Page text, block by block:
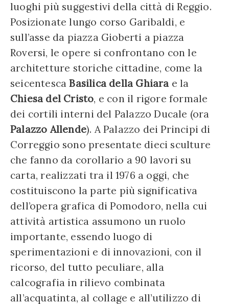
luoghi più suggestivi della città di Reggio.
Posizionate lungo corso Garibaldi, e
sull’asse da piazza Gioberti a piazza
Roversi, le opere si confrontano con le
architetture storiche cittadine, come la
seicentescaBasilica della Ghiara e la
Chiesa del Cristo, e con il rigore formale
dei cortili interni del Palazzo Ducale (ora
Palazzo Allende). A Palazzo dei Principi di
Correggio sono presentate dieci sculture
che fanno da corollario a 90 lavori su
carta, realizzati tra il 1976 a oggi, che
costituiscono la parte più significativa
dell’opera grafica di Pomodoro, nella cui
attività artistica assumono un ruolo
importante, essendo luogo di
sperimentazioni e di innovazioni, con il
ricorso, del tutto peculiare, alla
calcografia in rilievo combinata
all’acquatinta, al collage e all’utilizzo di